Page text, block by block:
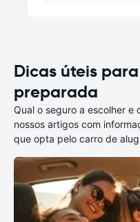
Dicas úteis
preparada
Qual o seguro a escolher e
nossos artigos com
que opta pelo carro de